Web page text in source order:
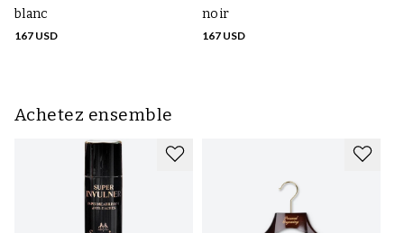
blanc
167 USD
noir
167 USD
Achetez ensemble